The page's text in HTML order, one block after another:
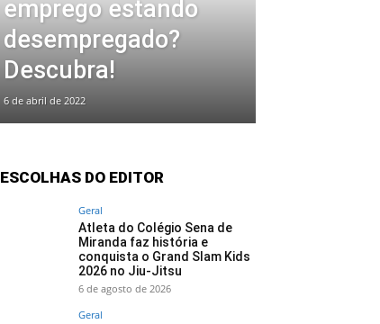
emprego estando
desempregado?
Descubra!
6 de abril de 2022
ESCOLHAS DO EDITOR
Geral
Atleta do Colégio Sena de
Miranda faz história e
conquista o Grand Slam Kids
2026 no Jiu-Jitsu
6 de agosto de 2026
Geral